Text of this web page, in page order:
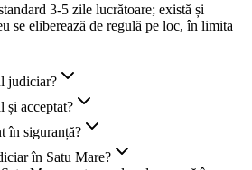
3-5 zile lucrătoare; există și
se eliberează de regulă pe loc, în limita
judiciar?
și acceptat?
în siguranță?
în Satu Mare?